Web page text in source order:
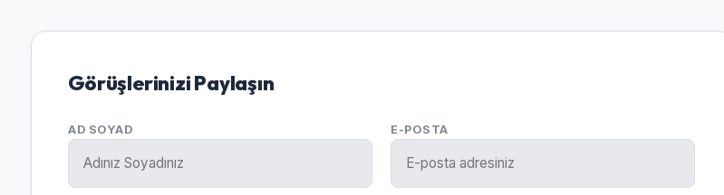
Görüşlerinizi Paylaşın
AD SOYAD E-POSTA